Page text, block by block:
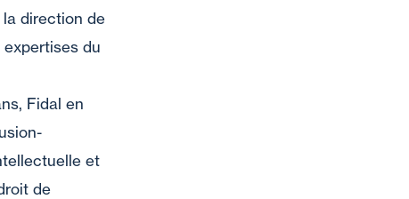
direction de
du
Fidal en
et
de